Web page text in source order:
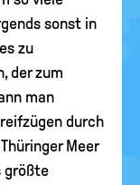
sonst in
zu
der zum
man
durch
Meer
größte